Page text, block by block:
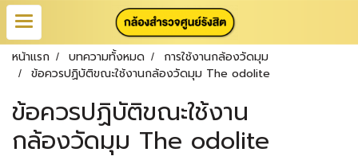
หน้าแรก บทความทั้งหมด
การใช้งานกล้องวัดมุม
ข้อควรปฏิบัติขณะใช้งานกล้องวัดมุม The odolite
ข้อควรปฏิบัติขณะใช้งาน
กล้องวัดมุม The odolite